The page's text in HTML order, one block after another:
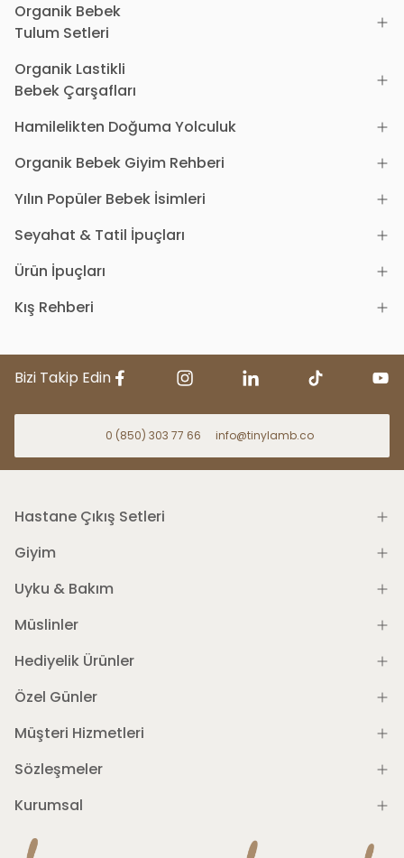
Organik Bebek
Tulum Setleri
Organik Lastikli
Bebek Çarşafları
Hamilelikten Doğuma Yolculuk
Organik Bebek Giyim Rehberi
Yılın Popüler Bebek İsimleri
Seyahat & Tatil İpuçları
Ürün İpuçları
Kış Rehberi
Bizi Takip Edin
0 (850) 303 77 66 info@tinylamb.co
Hastane Çıkış Setleri
Giyim
Uyku & Bakım
Müslinler
Hediyelik Ürünler
Özel Günler
Müşteri Hizmetleri
Sözleşmeler
Kurumsal